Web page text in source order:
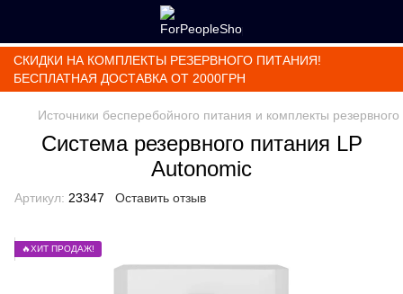
СКИДКИ НА КОМПЛЕКТЫ РЕЗЕРВНОГО ПИТАНИЯ!
БЕСПЛАТНАЯ ДОСТАВКА ОТ 2000ГРН
Источники бесперебойного питания и комплекты
Система резервного питания LP
Autonomic
Артикул: 23347 Оставить отзыв
🔥ХИТ ПРОДАЖ!